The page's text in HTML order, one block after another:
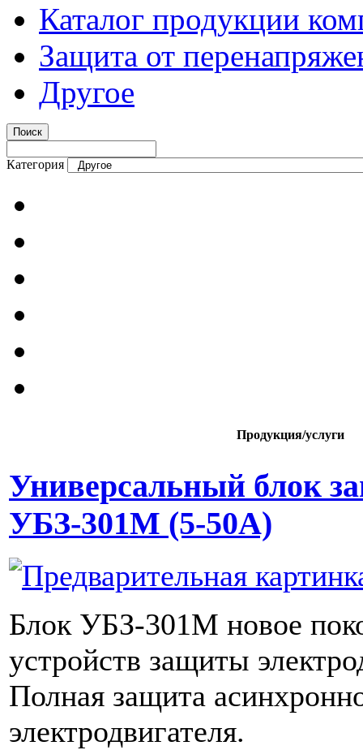
Каталог продукции
Защита от
Другое
Категория
Продукция/услуги
Универсальный блок
УБЗ-301М (5-50А)
Блок УБЗ-301М новое
устройств защиты
Полная защита
электродвигателя.